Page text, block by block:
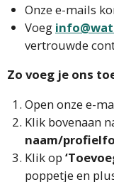
Onze e-mails
Voeg
vertrouwde
Zo voeg je ons
Open onze e-
Klik bovenaan
naam/
Klik op
poppetje en